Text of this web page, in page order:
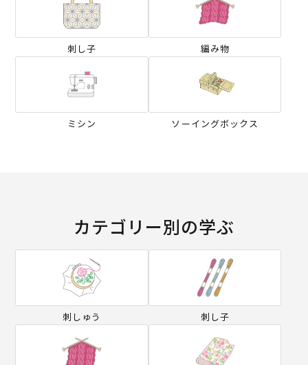
刺し子 編み物
ミシン ソーイングボックス
カテゴリー別の学ぶ
刺しゅう 刺し子